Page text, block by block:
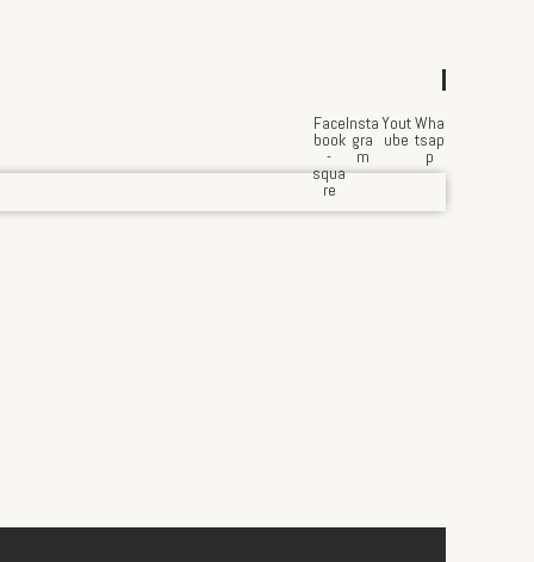
Face
book
-
squa
re
Insta
gra
m
Yout
ube
Wha
tsap
p